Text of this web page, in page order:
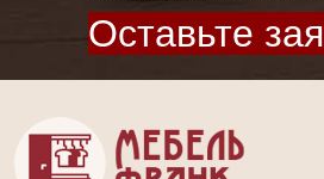
Оставьте